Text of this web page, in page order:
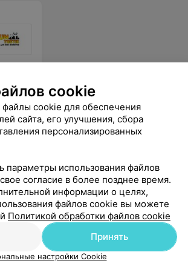
cookie
файлы cookie для обеспечения
сайта, его улучшения, сбора
персонализированных
параметры использования файлов
согласие в более позднее время.
информации о целях,
файлов cookie вы можете
Политикой обработки файлов cookie
Принять
настройки Cookie